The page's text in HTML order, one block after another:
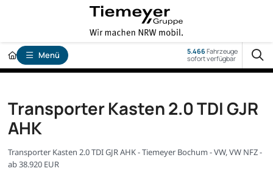
Menü 5.466Fahrzeuge
sofort verfügbar
Transporter Kasten 2.0 TDI GJR
AHK
Transporter Kasten 2.0 TDI GJR AHK - Tiemeyer Bochum - VW, VW NFZ -
ab 38.920 EUR